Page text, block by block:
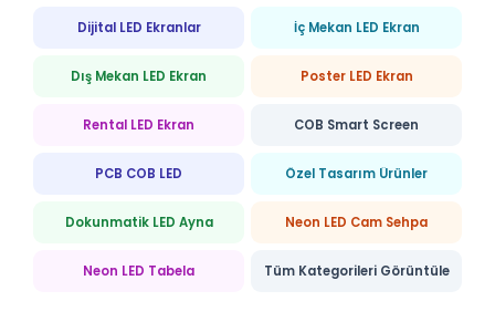
Dijital LED Ekranlar İç Mekan LED Ekran
Dış Mekan LED Ekran Poster LED Ekran
Rental LED Ekran COB Smart Screen
PCB COB LED Özel Tasarım Ürünler
Dokunmatik LED Ayna Neon LED Cam Sehpa
Neon LED Tabela Tüm Kategorileri Görüntüle